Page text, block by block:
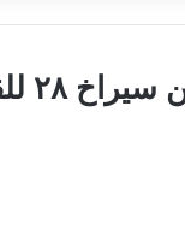
أنطونيوس فكري